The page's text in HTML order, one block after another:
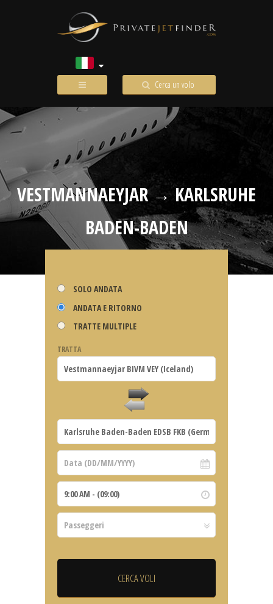
Cerca un volo
VESTMANNAEYJAR → KARLSRUHE
BADEN-BADEN
SOLO ANDATA
ANDATA E RITORNO
TRATTE MULTIPLE
TRATTA